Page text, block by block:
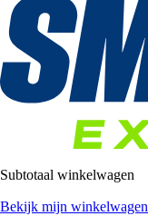
Subtotaal winkelwagen
Bekijk mijn winkelwagen